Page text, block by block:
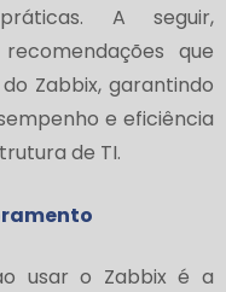
A seguir,
que
Zabbix, garantindo
e eficiência
de TI.
usar o Zabbix é a